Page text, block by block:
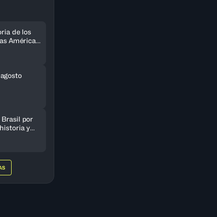
de los
Américas
Brasil por
y